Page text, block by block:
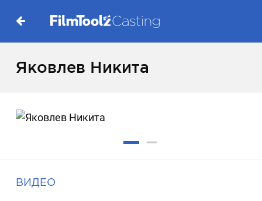
Яковлев Никита
ВИДЕО